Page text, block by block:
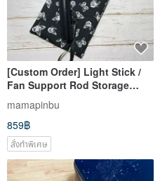
[Custom Order] Light Stick /
Fan Support Rod Storage
Pouch - Drawstring Bag,
Protective Sleeve
mamapinbu
859฿
สั่งทำพิเศษ